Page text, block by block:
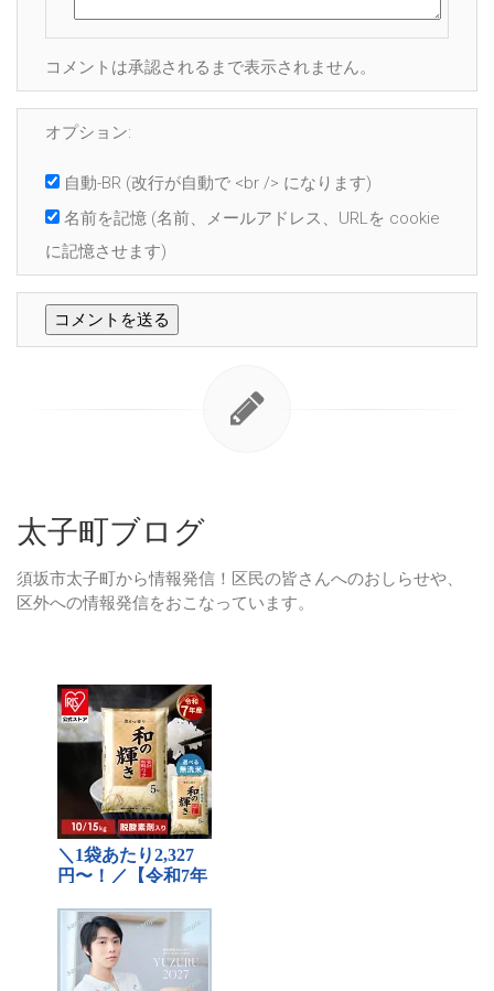
コメントは承認されるまで表示されません。
オプション:
自動-BR (改行が自動で <br /> になります)
名前を記憶 (名前、メールアドレス、URLを cookie
に記憶させます)
太子町ブログ
須坂市太子町から情報発信！区民の皆さんへのおしらせや、
区外への情報発信をおこなっています。